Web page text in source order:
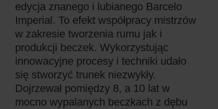
edycja znanego i lubianego Barcelo
Imperial. To efekt współpracy mistrzów
w zakresie tworzenia rumu jak i
produkcji beczek. Wykorzystując
innowacyjne procesy i techniki udało
się stworzyć trunek niezwykły.
Dojrzewał pomiędzy 8, a 10 lat w
mocno wypalanych beczkach z dębu